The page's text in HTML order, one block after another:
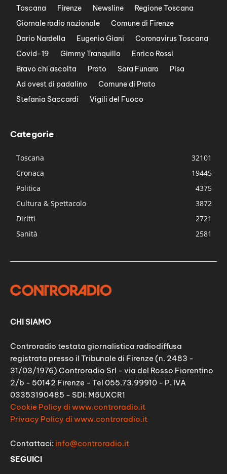
Toscana Firenze Newsline
Regione Toscana
Giornale radio nazionale
Comune di Firenze
Dario Nardella
Eugenio Giani
Coronavirus Toscana
Covid-19
Gimmy Tranquillo
Enrico Rossi
Bravo chi ascolta
Prato Sara Funaro
Pisa
Ad ovest di padalino
Comune di Prato
Stefania Saccardi
Vigili del Fuoco
Categorie
Toscana
32101
Cronaca
19445
Politica
4375
Cultura & Spettacolo
3872
Diritti
2721
Sanità
2581
CHI SIAMO
Controradio testata giornalistica radiodiffusa
registrata presso il Tribunale di Firenze (n. 2483 -
31/03/1976) Controradio Srl - via del Rosso Fiorentino
2/b - 50142 Firenze - Tel 055.73.99910 - P. IVA
03353190485 - SDI: M5UXCR1
Cookie Policy di www.controradio.it
Privacy Policy di www.controradio.it
Contattaci: info@controradio.it
SEGUICI